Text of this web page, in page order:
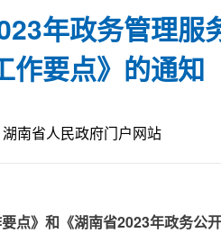
年政务管理服
作要点》的通知
南省人民政府门户网站
点》和《湖南省2023年政务公